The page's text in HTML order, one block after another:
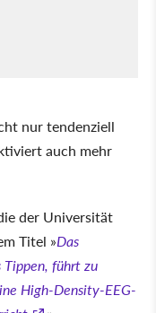
nur tendenziell
auch mehr
der Universität
Titel Das
Tippen, führt zu
High-Density-EEG-